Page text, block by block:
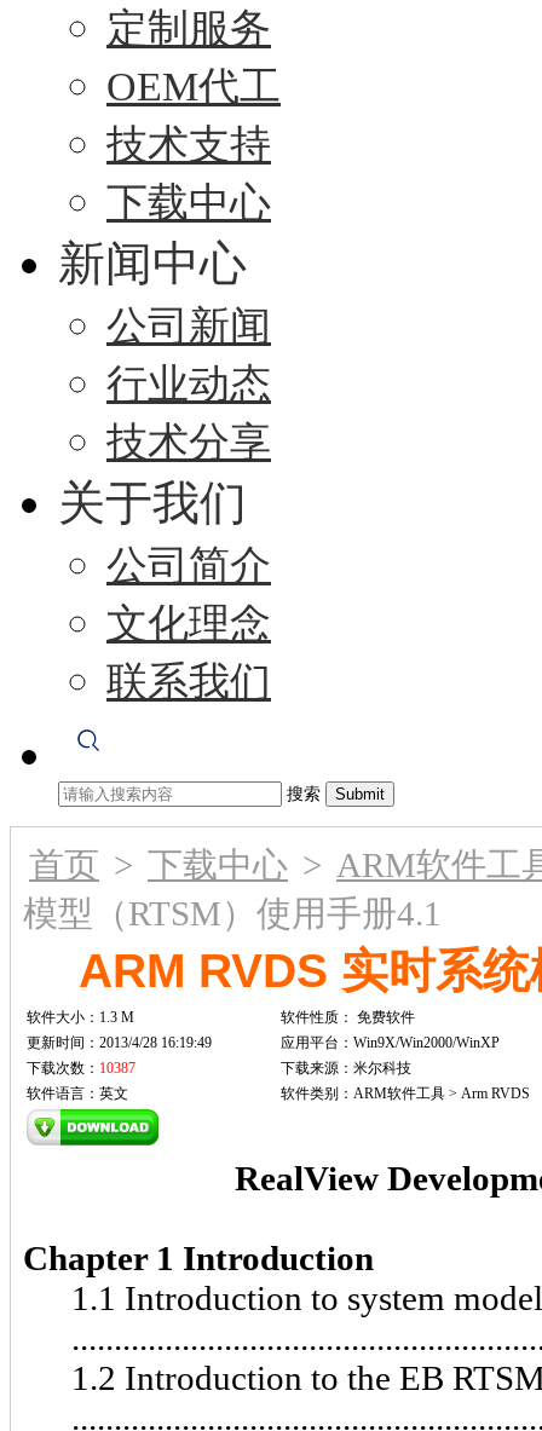
定制服务
OEM代工
技术支持
下载中心
新闻中心
公司新闻
行业动态
技术分享
关于我们
公司简介
文化理念
联系我们
搜索
首页 > 下载中心 > ARM软件工
模型（RTSM）使用手册4.1
ARM RVDS 实时系
软件大小：1.3 M 软件性质： 免费软件
更新时间：2013/4/28 16:19:49
应用平台：Win9X/Win2000/WinXP
下载次数： 10387
下载来源：米尔科技
软件语言：英文
软件类别：ARM软件工具 > Arm RVDS
RealView
Chapter 1 Introduction
1.1 Introduction to system
1.2 Introduction to the EB